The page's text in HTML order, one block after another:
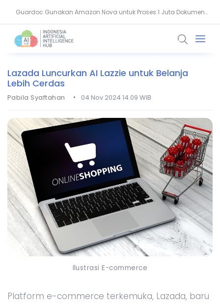
Guardoc Gunakan Amazon Nova untuk Proses 1 Juta Dokumen
Agentic Hospital, Strategi Salesforce Ubah Layanan Kesehatan
Lazada Luncurkan AI Lazzie untuk Belanja
Lebih Cerdas
Pabila Syaftahan • 04 Nov 2024 14.09 WIB
Ilustrasi E-commerce
Platform e-commerce terkemuka, Lazada, baru